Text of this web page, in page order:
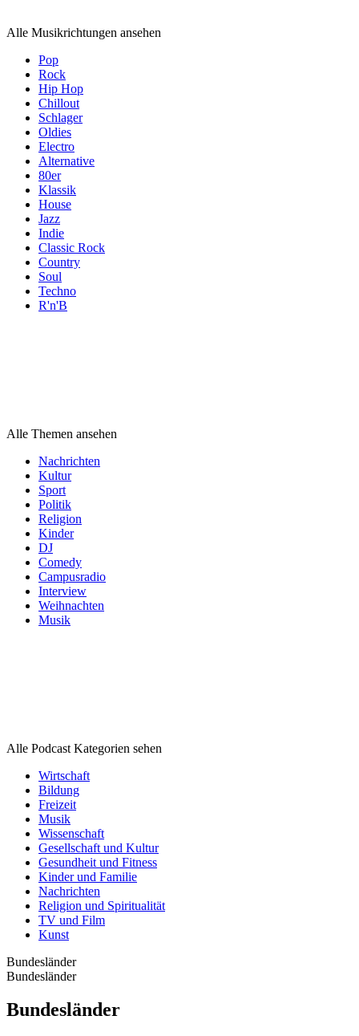
Alle Musikrichtungen ansehen
Pop
Rock
Hip Hop
Chillout
Schlager
Oldies
Electro
Alternative
80er
Klassik
House
Jazz
Indie
Classic Rock
Country
Soul
Techno
R'n'B
Alle Themen ansehen
Nachrichten
Kultur
Sport
Politik
Religion
Kinder
DJ
Comedy
Campusradio
Interview
Weihnachten
Musik
Alle Podcast Kategorien sehen
Wirtschaft
Bildung
Freizeit
Musik
Wissenschaft
Gesellschaft und Kultur
Gesundheit und Fitness
Kinder und Familie
Nachrichten
Religion und Spiritualität
TV und Film
Kunst
Bundesländer
Bundesländer
Bundesländer